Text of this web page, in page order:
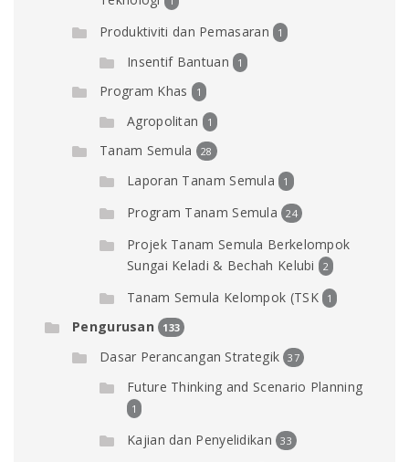
Produktiviti dan Pemasaran 1
Insentif Bantuan 1
Program Khas 1
Agropolitan 1
Tanam Semula 28
Laporan Tanam Semula 1
Program Tanam Semula 24
Projek Tanam Semula Berkelompok
Sungai Keladi & Bechah Kelubi
2
Tanam Semula Kelompok (TSK 1
Pengurusan 133
Dasar Perancangan Strategik 37
Future Thinking and Scenario Planning
1
Kajian dan Penyelidikan 33